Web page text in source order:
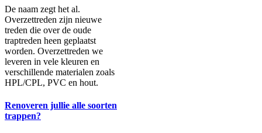
De naam zegt het al.
Overzettreden zijn nieuwe
treden die over de oude
traptreden heen geplaatst
worden. Overzettreden we
leveren in vele kleuren en
verschillende materialen zoals
HPL/CPL, PVC en hout.
Renoveren jullie alle soorten
trappen?